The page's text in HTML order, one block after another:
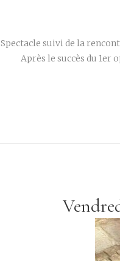
Spectacle suivi de la
Après le succès du 1er